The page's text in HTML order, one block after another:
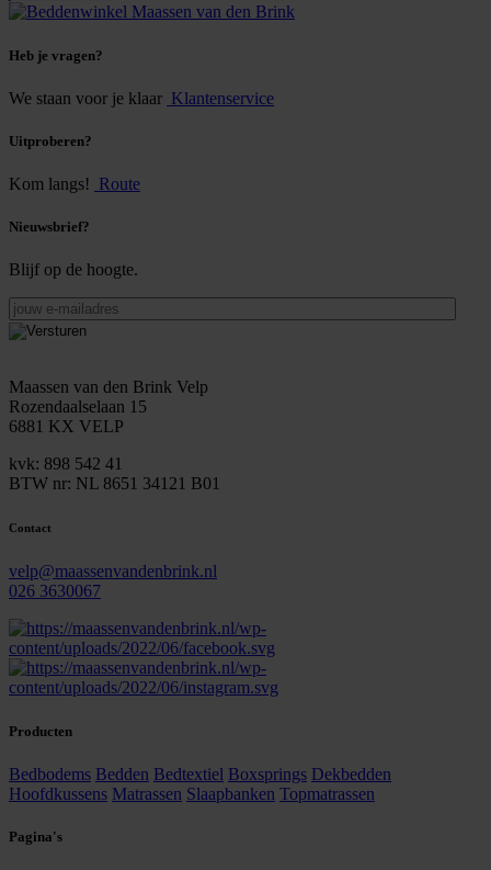
Heb je vragen?
We staan voor je klaar Klantenservice
Uitproberen?
Kom langs! Route
Nieuwsbrief?
Blijf op de hoogte.
jouw
e-
mailadres
Maassen van den Brink Velp
Rozendaalselaan 15
6881 KX VELP
kvk: 898 542 41
BTW nr: NL 8651 34121 B01
Contact
velp@maassenvandenbrink.nl
026 3630067
Producten
Bedbodems Bedden Bedtextiel Boxsprings Dekbedden
Hoofdkussens Matrassen Slaapbanken Topmatrassen
Pagina's